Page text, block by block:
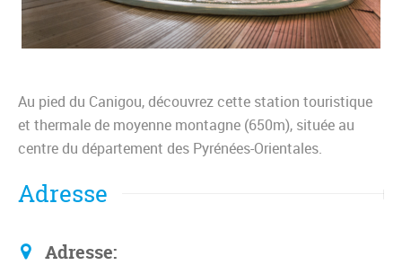
Au pied du Canigou, découvrez cette station touristique
et thermale de moyenne montagne (650m), située au
centre du département des Pyrénées-Orientales.
Adresse
Adresse: